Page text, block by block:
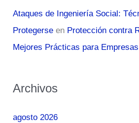
Ataques de Ingeniería Social:
Protegerse en Protección contra
Mejores Prácticas para
Archivos
agosto 2026